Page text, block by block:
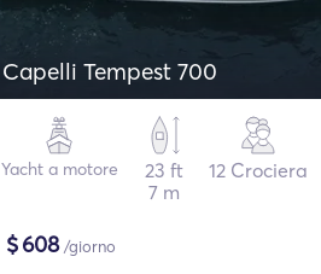
Capelli Tempest 700
Yacht a motore
23 ft
7 m
12 Crociera
$608/giorno